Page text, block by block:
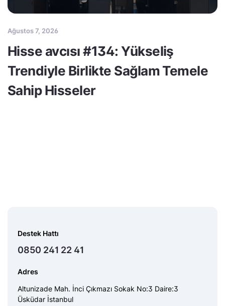
Ağustos 7, 2026
Hisse avcısı #134: Yükseliş
Trendiyle Birlikte Sağlam Temele
Sahip Hisseler
Destek Hattı
0850 241 22 41
Adres
Altunizade Mah. İnci Çıkmazı Sokak No:3 Daire:3
Üsküdar İstanbul